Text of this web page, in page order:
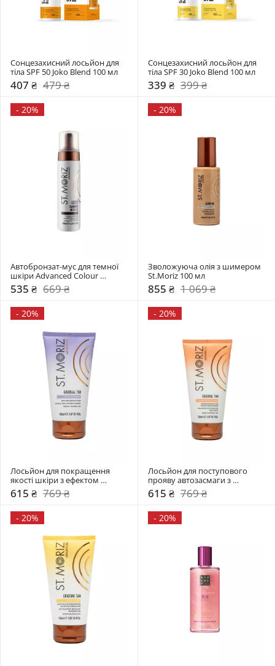
Сонцезахисний лосьйон для
407 ₴ 479 ₴
Сонцезахисний лосьйон для
339 ₴ 399 ₴
- 20%
Автобронзат-муc для темної
шкіри Advanced Colour
535 ₴ 669 ₴
- 20%
Зволожуюча олія з шимером
855 ₴ 1 069 ₴
- 20%
Лосьйон для покращення
якості шкіри з ефектом
автозасмаги St.Moriz
615 ₴ 769 ₴
- 20%
Лосьйон для поступового
прояву автозасмаги з
шимером St.Moriz
615 ₴ 769 ₴
- 20% - 20%